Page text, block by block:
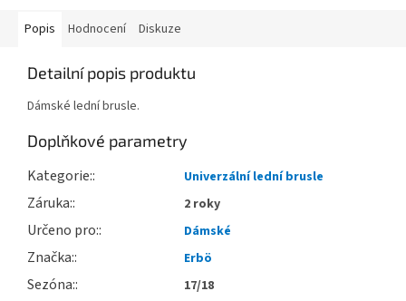
Popis Hodnocení Diskuze
Detailní popis produktu
Dámské lední brusle.
Doplňkové parametry
Kategorie: Univerzální lední brusle
Záruka: 2 roky
Určeno pro: Dámské
Značka: Erbö
Sezóna: 17/18